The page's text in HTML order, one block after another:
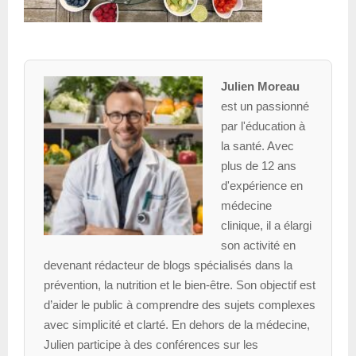
Julien Moreau
est un passionné
par l'éducation à
la santé. Avec
plus de 12 ans
d'expérience en
médecine
clinique, il a élargi
son activité en
devenant rédacteur de blogs spécialisés dans la
prévention, la nutrition et le bien-être. Son objectif est
d’aider le public à comprendre des sujets complexes
avec simplicité et clarté. En dehors de la médecine,
Julien participe à des conférences sur les